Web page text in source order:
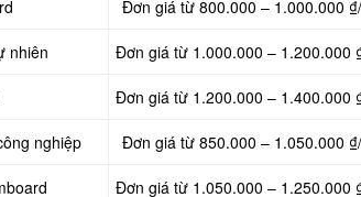
Đơn giá từ 800.000 – 1.000.000
nhiên Đơn giá từ 1.000.000 – 1.200.000
Đơn giá từ 1.200.000 – 1.400.000
nghiệp Đơn giá từ 850.000 – 1.050.000
Đơn giá từ 1.050.000 – 1.250.000